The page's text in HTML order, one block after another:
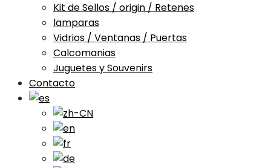
Kit de Sellos / origin / Retenes
lamparas
Vidrios / Ventanas / Puertas
Calcomanias
Juguetes y Souvenirs
Contacto